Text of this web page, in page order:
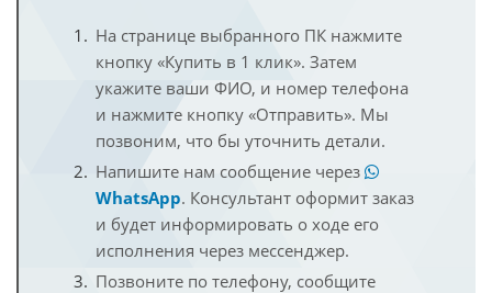
На странице выбранного ПК нажмите
кнопку «Купить в 1 клик». Затем
укажите ваши ФИО, и номер телефона
и нажмите кнопку «Отправить». Мы
позвоним, что бы уточнить детали.
Напишите нам сообщение через
WhatsApp. Консультант оформит заказ
и будет информировать о ходе его
исполнения через мессенджер.
Позвоните по телефону, сообщите